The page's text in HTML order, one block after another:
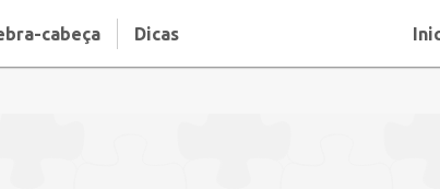
cabeça Dicas